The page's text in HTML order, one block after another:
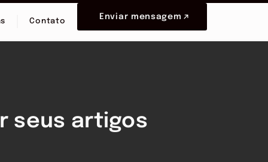
Contato
Enviar mensagem
seus artigos